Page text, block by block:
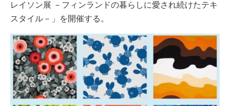
レイソン展 －フィンランドの暮らしに愛され続けたテキ
スタイル－」を開催する。